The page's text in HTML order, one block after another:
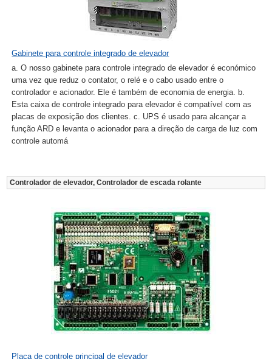
Gabinete para controle integrado de elevador
a. O nosso gabinete para controle integrado de elevador é económico
uma vez que reduz o contator, o relé e o cabo usado entre o
controlador e acionador. Ele é também de economia de energia. b.
Esta caixa de controle integrado para elevador é compatível com as
placas de exposição dos clientes. c. UPS é usado para alcançar a
função ARD e levanta o acionador para a direção de carga de luz com
controle automá
Controlador de elevador, Controlador de escada rolante
Placa de controle principal de elevador